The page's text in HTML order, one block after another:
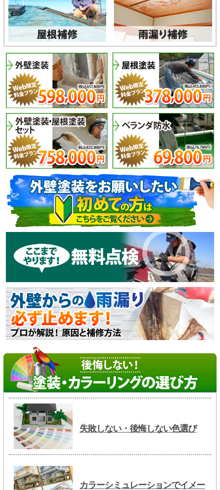
失敗しない・後悔しない色選び
カラーシミュレーションでイメー